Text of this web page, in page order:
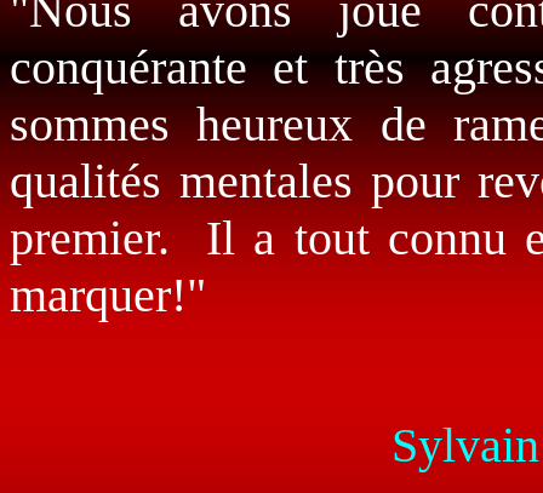
conquérante et très
sommes heureux de
qualités mentales pour
premier. Il a tout connu
marquer!"